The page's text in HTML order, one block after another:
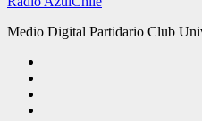
Medio Digital Partidario Club